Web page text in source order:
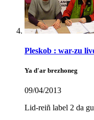
Pleskob : war-zu
Ya d'ar brezhoneg
09/04/2013
Lid-reiñ label 2 da